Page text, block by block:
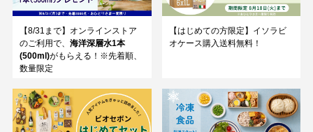
【8/31まで】オンラインストア
のご利用で、 海洋深層水1本
(500ml)がもらえる！※先着順、
数量限定
【はじめての方限定】イソラビ
オケース購入送料無料！